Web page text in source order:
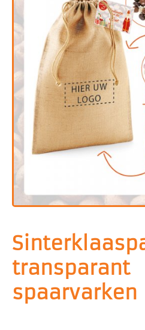
transparant
spaarvarken